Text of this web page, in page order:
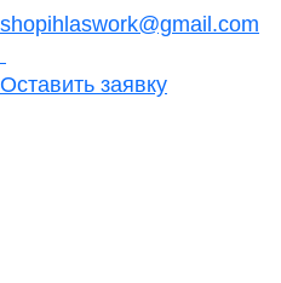
shopihlaswork@gmail.com
Оставить заявку